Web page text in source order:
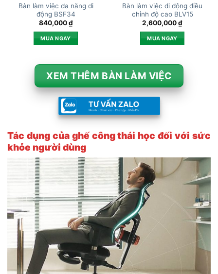
Bàn làm việc đa năng di
động BSF34
840,000₫
MUA NGAY
Bàn làm việc di động điều
chỉnh độ cao BLV15
2,600,000₫
MUA NGAY
XEM THÊM BÀN LÀM VIỆC
Tác dụng của ghế công thái học đối với sức
khỏe người dùng